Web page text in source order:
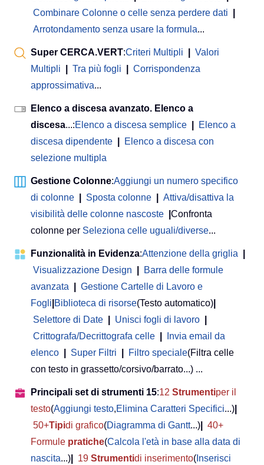
Combinare Colonne o celle senza perdere dati
Arrotondamento senza usare la formula...
Super CERCA.VERT:Criteri Multipli
Valori
Multipli
Tra più fogli
Corrispondenza
approssimativa...
Elenco a discesa avanzato. Elenco a
discesa...:Elenco a discesa semplice
Elenco a
discesa dipendente
Elenco a discesa con
selezione multipla
Gestione Colonne:Aggiungi un numero specifico
di colonne
Sposta colonne
Attiva/disattiva la
visibilità delle colonne nascoste
Confronta
colonne per Seleziona celle uguali/diverse...
Funzionalità in Evidenza:Attenzione della griglia
Visualizzazione Design
Barra delle formule
avanzata
Gestione Cartelle di Lavoro e
Fogli Biblioteca di risorse(Testo automatico)
Selettore di Date
Unisci fogli di lavoro
Crittografa/Decrittografa celle
Invia email da
elenco
Super Filtri Filtro speciale(Filtra celle
con testo in grassetto/corsivo/barrato...) ...
Principali set di strumenti 15:12 Strumentiper il
testo(Aggiungi testo,Elimina Caratteri Specifici...)
50+Tipidi grafico(Diagramma di Gantt...)
40+
Formule pratiche(Calcola l'età in base alla data di
nascita...) 19 Strumentidi inserimento( Inserisci